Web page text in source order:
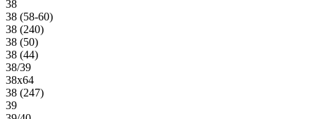
38
38 (58-60)
38 (240)
38 (50)
38 (44)
38/39
38х64
38 (247)
39